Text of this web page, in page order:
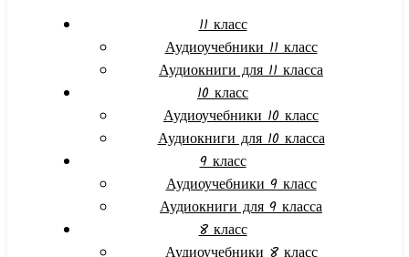
11 класс
Аудиоучебники 11 класс
Аудиокниги для 11 класса
10 класс
Аудиоучебники 10 класс
Аудиокниги для 10 класса
9 класс
Аудиоучебники 9 класс
Аудиокниги для 9 класса
8 класс